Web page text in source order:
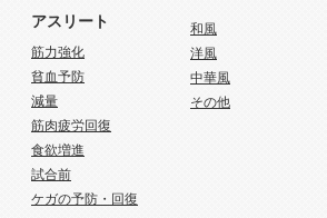
アスリート
筋力強化
貧血予防
減量
筋肉疲労回復
食欲増進
試合前
ケガの予防・回復
和風
洋風
中華風
その他